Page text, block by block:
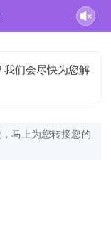
我们会尽快为您解
马上为您转接您的